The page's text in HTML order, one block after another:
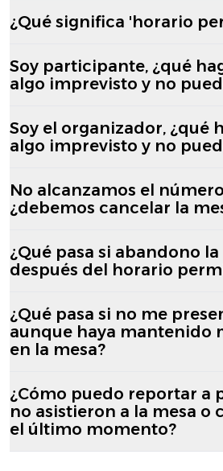
¿Qué significa 'horario
Soy participante, ¿qué
algo imprevisto y no
Soy el organizador, ¿qué
algo imprevisto y no
No alcanzamos el
¿debemos cancelar la
¿Qué pasa si abandono la
después del horario
¿Qué pasa si no me
aunque haya mantenido
en la mesa?
¿Cómo puedo reportar a
no asistieron a la mesa o
el último momento?